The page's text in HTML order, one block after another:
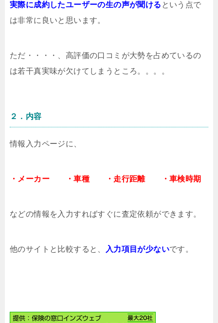
実際に成約したユーザーの生の声が聞ける という点で
は非常に良いと思います。
ただ・・・・、高評価の口コミが大勢を占めているの
は若干真実味が欠けてしまうところ。。。。
２．内容
情報入力ページに、
・メーカー ・車種 ・走行距離 ・車検時期
などの情報を入力すればすぐに査定依頼ができます。
他のサイトと比較すると、 入力項目が少ないです。